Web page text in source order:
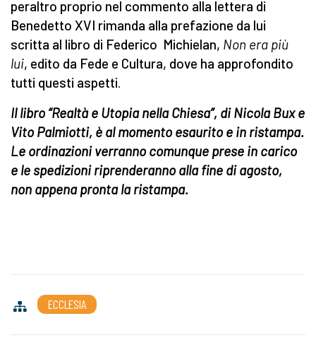
peraltro proprio nel commento alla lettera di
Benedetto XVI rimanda alla prefazione da lui
scritta al libro di Federico Michielan, Non era più
lui, edito da Fede e Cultura, dove ha approfondito
tutti questi aspetti.
Il libro “Realtà e Utopia nella Chiesa”, di Nicola Bux e
Vito Palmiotti, è al momento esaurito e in ristampa.
Le ordinazioni verranno comunque prese in carico
e le spedizioni riprenderanno alla fine di agosto,
non appena pronta la ristampa.
ECCLESIA